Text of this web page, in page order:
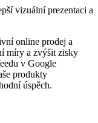
vizuální prezentaci a
online prodej a
míry a zvýšit zisky
v Google
produkty
úspěch.